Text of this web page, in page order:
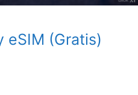
eSIM (Gratis)